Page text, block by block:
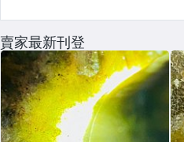
賣家最新刊登